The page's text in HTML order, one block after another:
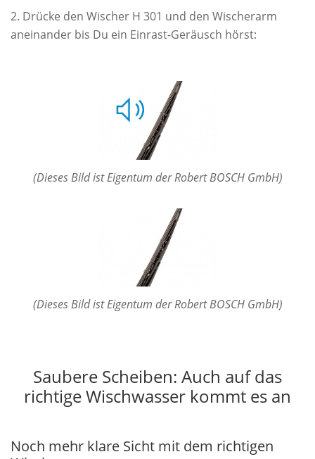
Drücke den Wischer H 301 und den Wischerarm
aneinander bis Du ein Einrast-Geräusch hörst:
(Dieses Bild ist Eigentum der Robert BOSCH GmbH)
(Dieses Bild ist Eigentum der Robert BOSCH GmbH)
Saubere Scheiben: Auch auf das
richtige Wischwasser kommt es an
Noch mehr klare Sicht mit dem richtigen